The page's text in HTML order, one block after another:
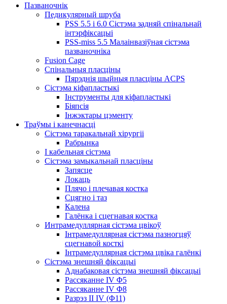
Пазваночнік
Педикулярный шруба
PSS 5.5 і 6.0 Сістэма задняй спінальнай
інтэрфіксацыі
PSS-miss 5.5 Малаінвазіўная сістэма
пазваночніка
Fusion Cage
Спінальныя пласціны
Пярэднія шыйныя пласціны ACPS
Сістэма кіфапластыкі
Інструменты для кіфапластыкі
Біяпсія
Інжэктары цэменту
Траўмы і канечнасці
Сістэма таракальнай хірургіі
Рабрынка
І кабельная сістэма
Сістэма замыкальнай пласціны
Запясце
Локаць
Плячо і плечавая костка
Сцягно і таз
Калена
Галёнка і сцегнавая костка
Интрамедуллярная сістэма цвікоў
Інтрамедуллярная сістэма пазногцяў
сцегнавой косткі
Інтрамедуллярная сістэма цвіка галёнкі
Сістэма знешняй фіксацыі
Аднабаковая сістэма знешняй фіксацыі
Рассяканне IV Φ5
Рассяканне IV Φ8
Разрэз II IV (Φ11)